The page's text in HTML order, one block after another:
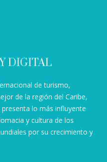
DIGITAL
de turismo,
de la región del Caribe,
lo más influyente
y cultura de los
por su crecimiento y